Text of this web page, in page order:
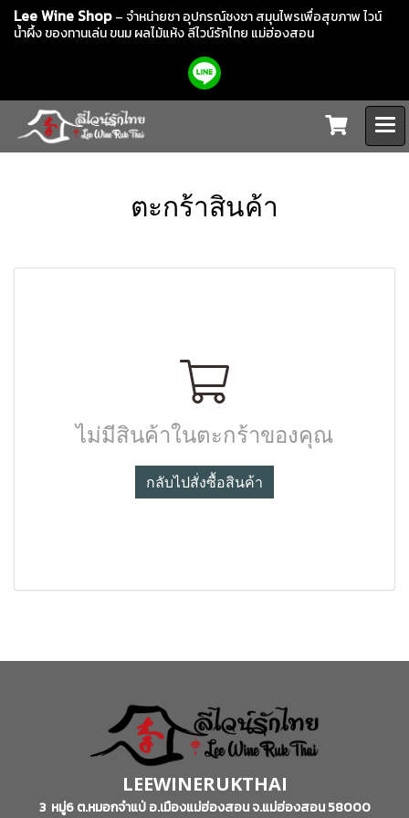
Lee Wine Shop– จำหน่ายชา อุปกรณ์ชงชา สมุนไพรเพื่อสุขภาพ ไวน์
น้ำผึ้ง ของทานเล่น ขนม ผลไม้แห้งลีไวน์รักไทย แม่ฮ่องสอน
ตะกร้าสินค้า
ไม่มีสินค้าในตะกร้าของคุณ
กลับไปสั่งซื้อสินค้า
LEEWINERUKTHAI
3 หมู่6 ต.หมอกจำแป่ อ.เมืองแม่ฮ่องสอน จ.แม่ฮ่องสอน 58000